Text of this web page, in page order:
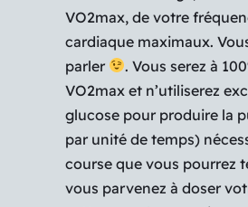
VO2max, de votre
cardiaque maximaux.
parler
. Vous serez à
VO2max et n’utiliserez
glucose pour produire la
par unité de temps)
course que vous pourrez
vous parvenez à doser